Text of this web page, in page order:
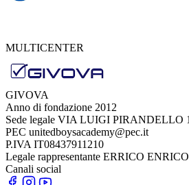
MULTICENTER
GIVOVA
Anno di fondazione 2012
Sede legale VIA LUIGI PIRANDELLO
PEC unitedboysacademy@pec.it
P.IVA IT08437911210
Legale rappresentante ERRICO ENRICO
Canali social